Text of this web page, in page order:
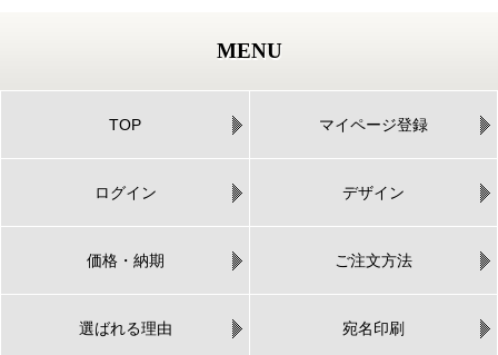
MENU
TOP マイページ登録
ログイン デザイン
価格・納期 ご注文方法
選ばれる理由 宛名印刷